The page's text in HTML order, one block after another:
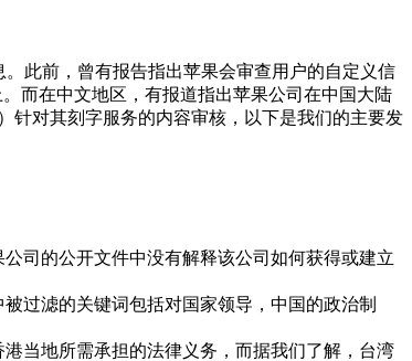
此前，曾有报告指出苹果会审查用户的自定义信
而在中文地区，有报道指出苹果公司在中国大陆
针对其刻字服务的内容审核，以下是我们的主要发
司的公开文件中没有解释该公司如何获得或建立
过滤的关键词包括对国家领导，中国的政治制
当地所需承担的法律义务，而据我们了解，台湾